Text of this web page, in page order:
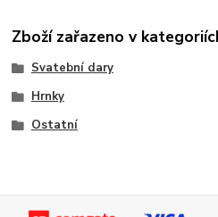
Zboží zařazeno v
Svatební dary
Hrnky
Ostatní